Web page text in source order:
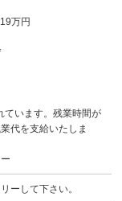
万円
ています。残業時間が
代を支給いたしま
ーして下さい。